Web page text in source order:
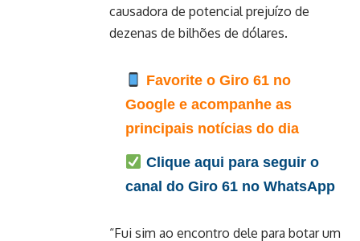
causadora de potencial prejuízo de
dezenas de bilhões de dólares.
Favorite o Giro 61 no
Google e acompanhe as
principais notícias do dia
Clique aqui para seguir o
canal do Giro 61 no WhatsApp
“Fui sim ao encontro dele para botar um